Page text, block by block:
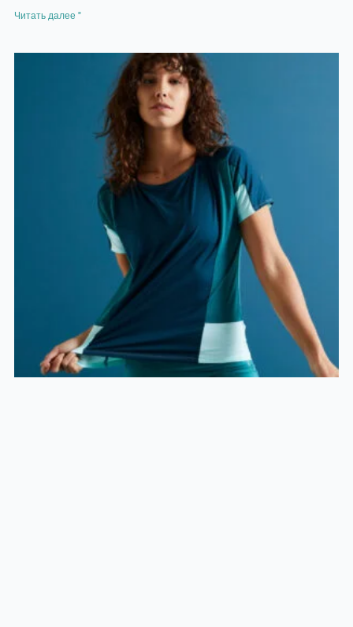
Читать далее "